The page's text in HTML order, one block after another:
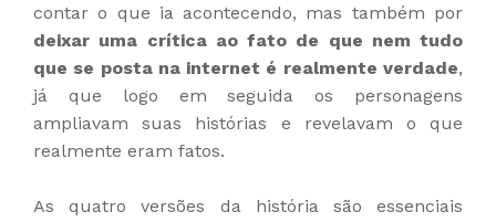
contar o que ia acontecendo, mas também por
deixar uma crítica ao fato de que nem tudo
que se posta na internet é realmente verdade,
já que logo em seguida os personagens
ampliavam suas histórias e revelavam o que
realmente eram fatos.
As quatro versões da história são essenciais